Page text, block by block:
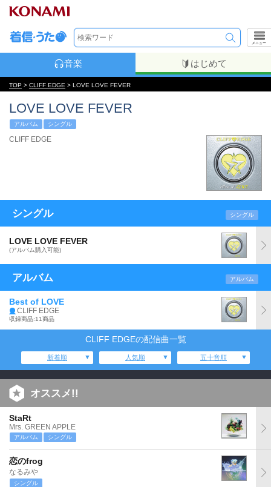
メニュー
音楽 はじめて
TOP > CLIFF EDGE > LOVE LOVE FEVER
LOVE LOVE FEVER
アルバム シングル
CLIFF EDGE
シングル シングル
LOVE LOVE FEVER
(アルバム購入可能)
アルバム アルバム
Best of LOVE
CLIFF EDGE
収録商品:11商品
CLIFF EDGEの配信曲一覧
新着順 人気順 五十音順
オススメ!!
StaRt
Mrs. GREEN APPLE
アルバム シングル
恋のfrog
なるみや
シングル